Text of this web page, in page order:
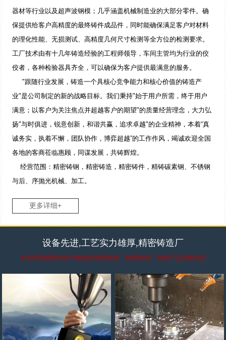
器材等行业以及超声波钢模；几乎涵盖机械制造业的大部分零件。确
保提供给客户高精度的最终铸件成品件，同时能确保满足客户对材料
的理化性能、无损测试、高精度几何尺寸检测等全方位的检测要求。
工厂技术由有十几年铸造经验的工程师领导，车间主管均为行业的佼
佼者，各种检验器具齐全，可以确保为客户提供最满意的服务。
"跟随行业发展，铸造一个具核心竞争能力和核心价值的铸造产
业"是公司制定的新的战略目标。我们秉持"始于用户所需，终于用户
满意；以客户为关注焦点并超越客户的期望"的质量经营理念，大力弘
扬"与时俱进，锐意创新，和谐共赢，追求卓越"的企业精神，本着“真
诚务实，执着不懈，团队协作，博弈超越”的工作作风，竭诚欢迎全国
各地的客商莅临惠顾，同谋发展，共铸辉煌。
经营范围：精密铸钢，精密铸造，精密铸件，精铸碳素钢、不锈钢
与后、序抛光机械、加工。
更多详细+
设备先进,工艺实力雄厚,精密铸造厂
专业经营精密铸造,华南地区精密铸造厂,精密铸造厂,铸造产品质量优良